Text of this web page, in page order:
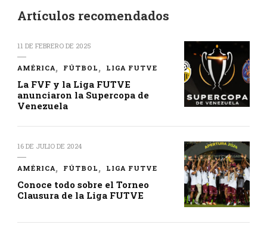
Artículos recomendados
11 DE FEBRERO DE 2025
AMÉRICA FÚTBOL LIGA FUTVE
La FVF y la Liga FUTVE
anunciaron la Supercopa de
Venezuela
16 DE JULIO DE 2024
AMÉRICA FÚTBOL LIGA FUTVE
Conoce todo sobre el Torneo
Clausura de la Liga FUTVE